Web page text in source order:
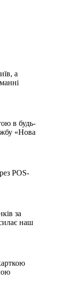
а
в будь-
«Нова
POS-
за
наш